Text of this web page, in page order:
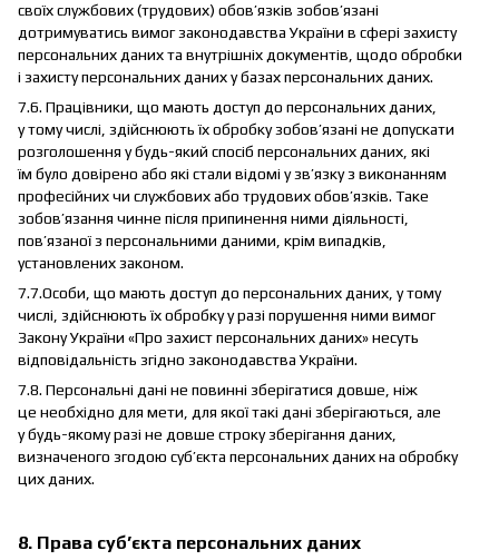
своїх службових (трудових) обов’язків зобов’язані
дотримуватись вимог законодавства України в сфері захисту
персональних даних та внутрішніх документів, щодо обробки
і захисту персональних даних у базах персональних даних.
7.6. Працівники, що мають доступ до персональних даних,
у тому числі, здійснюють їх обробку зобов’язані не допускати
розголошення у будь-який спосіб персональних даних, які
їм було довірено або які стали відомі у зв’язку з виконанням
професійних чи службових або трудових обов’язків. Таке
зобов’язання чинне після припинення ними діяльності,
пов’язаної з персональними даними, крім випадків,
установлених законом.
7.7.Особи, що мають доступ до персональних даних, у тому
числі, здійснюють їх обробку у разі порушення ними вимог
Закону України «Про захист персональних даних» несуть
відповідальність згідно законодавства України.
7.8. Персональні дані не повинні зберігатися довше, ніж
це необхідно для мети, для якої такі дані зберігаються, але
у будь-якому разі не довше строку зберігання даних,
визначеного згодою суб’єкта персональних даних на обробку
цих даних.
8. Права суб’єкта персональних даних